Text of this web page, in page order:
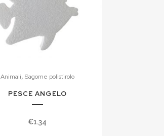
Animali, Sagome polistirolo
PESCE ANGELO
€1.34